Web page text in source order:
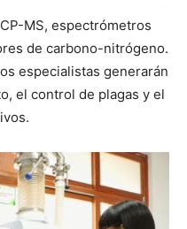
MS, espectrómetros
de carbono-nitrógeno.
especialistas generarán
el control de plagas y el